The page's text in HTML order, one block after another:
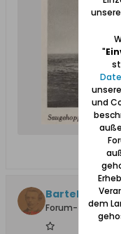
Bartels
Forum-
"
und
dem